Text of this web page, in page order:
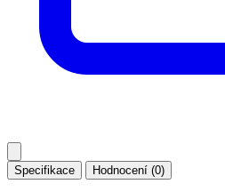
Specifikace Hodnocení (0)